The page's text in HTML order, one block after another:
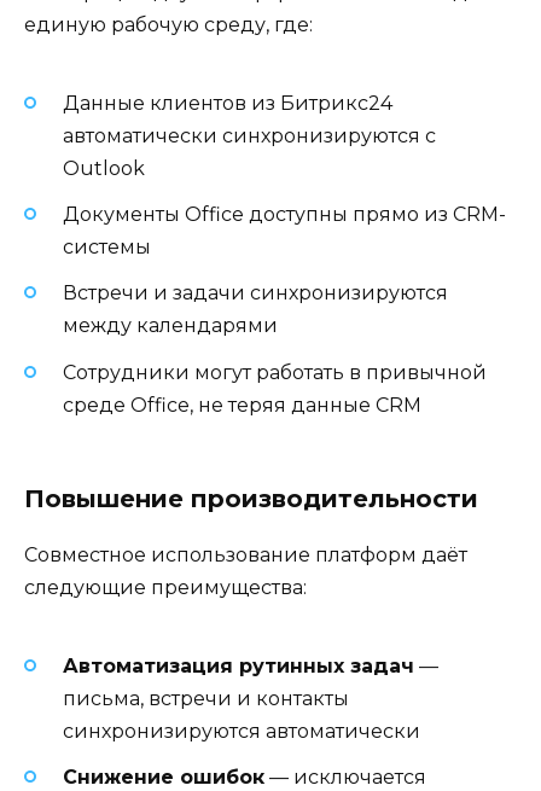
единую рабочую среду, где:
Данные клиентов из Битрикс24
автоматически синхронизируются с
Outlook
Документы Office доступны прямо из CRM-
системы
Встречи и задачи синхронизируются
между календарями
Сотрудники могут работать в привычной
среде Office, не теряя данные CRM
Повышение производительности
Совместное использование платформ даёт
следующие преимущества:
Автоматизация рутинных задач —
письма, встречи и контакты
синхронизируются автоматически
Снижение ошибок — исключается